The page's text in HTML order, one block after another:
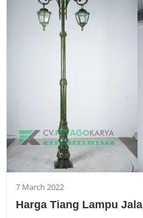
7 March 2022
Harga Tiang Lampu